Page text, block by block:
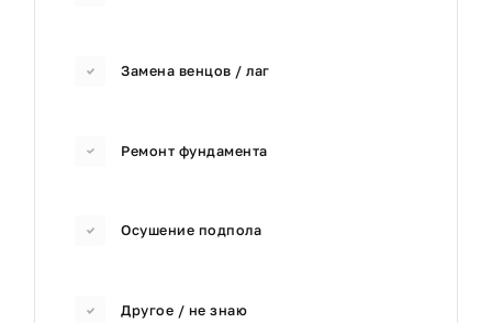
Замена венцов / лаг
Ремонт фундамента
Осушение подпола
Другое / не знаю